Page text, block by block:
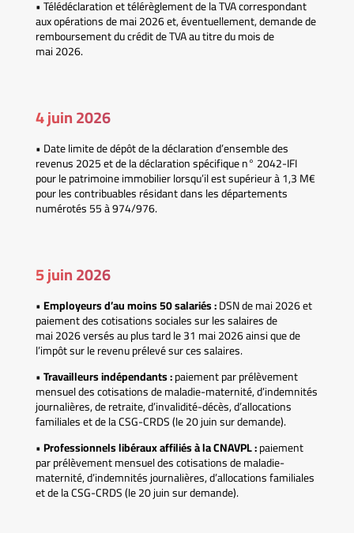
• Télédéclaration et télérèglement de la TVA correspondant
aux opérations de mai 2026 et, éventuellement, demande de
remboursement du crédit de TVA au titre du mois de
mai 2026.
4 juin 2026
• Date limite de dépôt de la déclaration d’ensemble des
revenus 2025 et de la déclaration spécifique n° 2042-IFI
pour le patrimoine immobilier lorsqu’il est supérieur à 1,3 M€
pour les contribuables résidant dans les départements
numérotés 55 à 974/976.
5 juin 2026
•Employeurs d’au moins 50 salariés :DSN de mai 2026 et
paiement des cotisations sociales sur les salaires de
mai 2026 versés au plus tard le 31 mai 2026 ainsi que de
l’impôt sur le revenu prélevé sur ces salaires.
•Travailleurs indépendants :paiement par prélèvement
mensuel des cotisations de maladie-maternité, d’indemnités
journalières, de retraite, d’invalidité-décès, d’allocations
familiales et de la CSG-CRDS (le 20 juin sur demande).
•Professionnels libéraux affiliés à la CNAVPL :paiement
par prélèvement mensuel des cotisations de maladie-
maternité, d’indemnités journalières, d’allocations familiales
et de la CSG-CRDS (le 20 juin sur demande).